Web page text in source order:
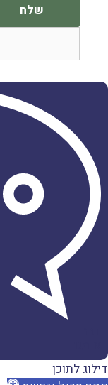
שלח
דילוג לתוכן